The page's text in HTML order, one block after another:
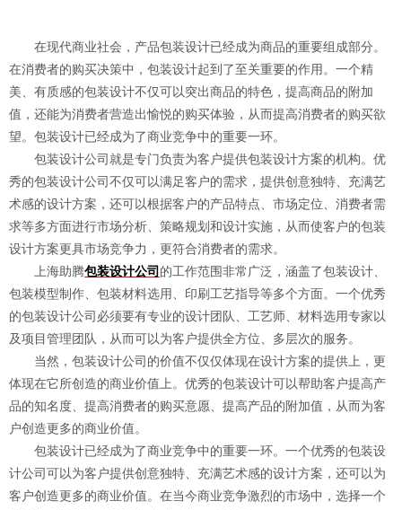
在现代商业社会，产品包装设计已经成为商品的重要组成部分。
在消费者的购买决策中，包装设计起到了至关重要的作用。一个精
美、有质感的包装设计不仅可以突出商品的特色，提高商品的附加
值，还能为消费者营造出愉悦的购买体验，从而提高消费者的购买欲
望。包装设计已经成为了商业竞争中的重要一环。
包装设计公司就是专门负责为客户提供包装设计方案的机构。优
秀的包装设计公司不仅可以满足客户的需求，提供创意独特、充满艺
术感的设计方案，还可以根据客户的产品特点、市场定位、消费者需
求等多方面进行市场分析、策略规划和设计实施，从而使客户的包装
设计方案更具市场竞争力，更符合消费者的需求。
上海助腾包装设计公司 的工作范围非常广泛，涵盖了包装设计、
包装模型制作、包装材料选用、印刷工艺指导等多个方面。一个优秀
的包装设计公司必须要有专业的设计团队、工艺师、材料选用专家以
及项目管理团队，从而可以为客户提供全方位、多层次的服务。
当然，包装设计公司的价值不仅仅体现在设计方案的提供上，更
体现在它所创造的商业价值上。优秀的包装设计可以帮助客户提高产
品的知名度、提高消费者的购买意愿、提高产品的附加值，从而为客
户创造更多的商业价值。
包装设计已经成为了商业竞争中的重要一环。一个优秀的包装设
计公司可以为客户提供创意独特、充满艺术感的设计方案，还可以为
客户创造更多的商业价值。在当今商业竞争激烈的市场中，选择一个